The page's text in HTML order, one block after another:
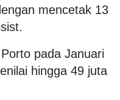
mencetak 13
pada Januari
hingga 49 juta